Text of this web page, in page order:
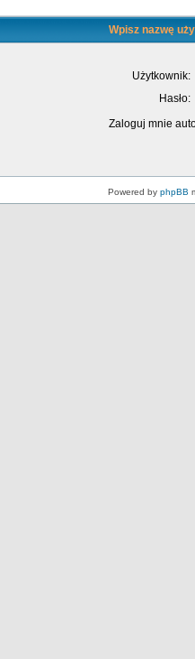
Wpisz nazwę
Użytkownik:
Hasło:
Zaloguj mnie
Powered by phpBB